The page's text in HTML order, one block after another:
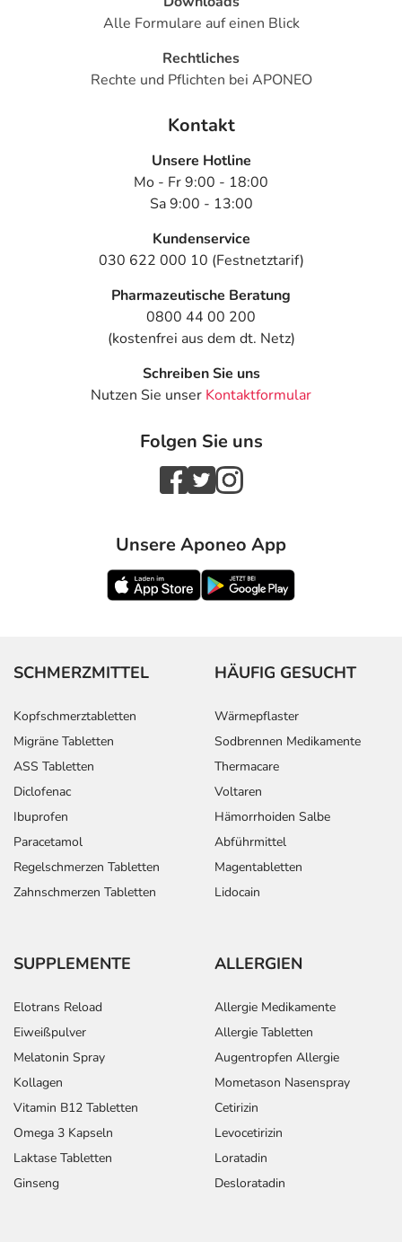
Alle Formulare auf einen Blick
Rechtliches
Rechte und Pflichten bei APONEO
Kontakt
Unsere Hotline
Mo - Fr 9:00 - 18:00
Sa 9:00 - 13:00
Kundenservice
030 622 000 10 (Festnetztarif)
Pharmazeutische Beratung
0800 44 00 200
(kostenfrei aus dem dt. Netz)
Schreiben Sie uns
Nutzen Sie unser Kontaktformular
Folgen Sie uns
Unsere Aponeo App
SCHMERZMITTEL
Kopfschmerztabletten
Migräne Tabletten
ASS Tabletten
Diclofenac
Ibuprofen
Paracetamol
Regelschmerzen Tabletten
Zahnschmerzen Tabletten
HÄUFIG GESUCHT
Wärmepflaster
Sodbrennen Medikamente
Thermacare
Voltaren
Hämorrhoiden Salbe
Abführmittel
Magentabletten
Lidocain
SUPPLEMENTE
Elotrans Reload
Eiweißpulver
Melatonin Spray
Kollagen
Vitamin B12 Tabletten
Omega 3 Kapseln
Laktase Tabletten
Ginseng
ALLERGIEN
Allergie Medikamente
Allergie Tabletten
Augentropfen Allergie
Mometason Nasenspray
Cetirizin
Levocetirizin
Loratadin
Desloratadin